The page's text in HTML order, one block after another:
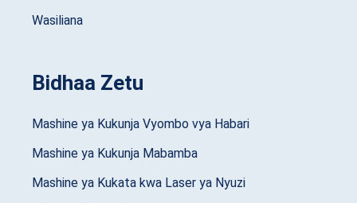
Wasiliana
Bidhaa Zetu
Mashine ya Kukunja Vyombo vya Habari
Mashine ya Kukunja Mabamba
Mashine ya Kukata kwa Laser ya Nyuzi